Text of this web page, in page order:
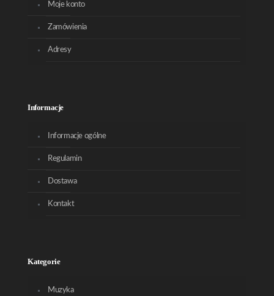
Moje konto
Zamówienia
Adresy
Informacje
Informacje ogólne
Regulamin
Dostawa
Kontakt
Kategorie
Muzyka